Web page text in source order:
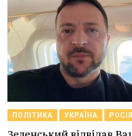
ПОЛІТИКА УКРАЇНА РОСІЯ